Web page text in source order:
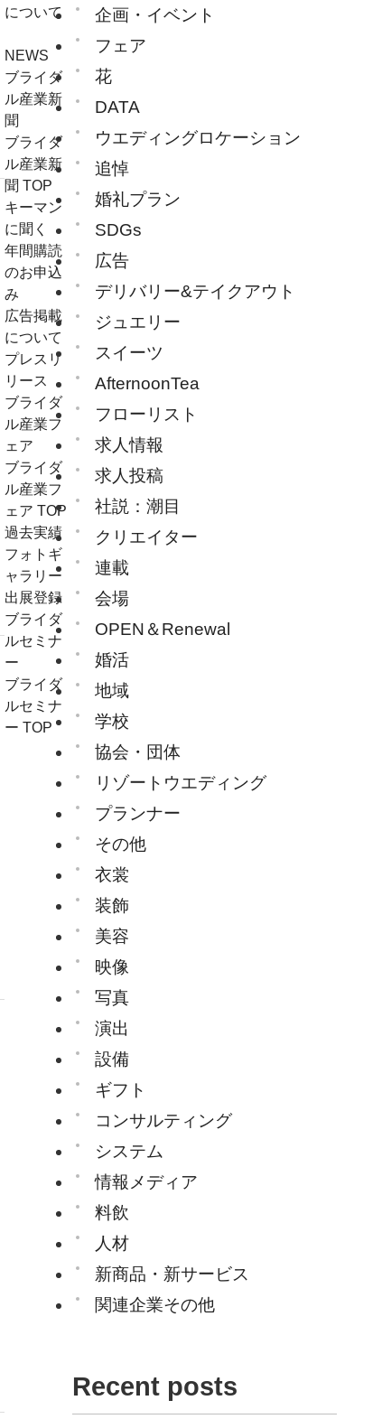
企画・イベント
フェア
花
DATA
ウエディングロケーション
追悼
婚礼プラン
SDGs
広告
デリバリー&テイクアウト
ジュエリー
スイーツ
AfternoonTea
フローリスト
求人情報
求人投稿
社説：潮目
クリエイター
連載
会場
OPEN＆Renewal
婚活
地域
学校
協会・団体
リゾートウエディング
プランナー
その他
衣裳
装飾
美容
映像
写真
演出
設備
ギフト
コンサルティング
システム
情報メディア
料飲
人材
新商品・新サービス
関連企業その他
Recent posts
について
NEWS
ブライダ
ル産業新
聞
ブライダ
ル産業新
聞 TOP
キーマン
に聞く
年間購読
のお申込
み
広告掲載
について
プレスリ
リース
ブライダ
ル産業フ
ェア
ブライダ
ル産業フ
ェア TOP
過去実績
フォトギ
ャラリー
出展登録
ブライダ
ルセミナ
ー
ブライダ
ルセミナ
ー TOP